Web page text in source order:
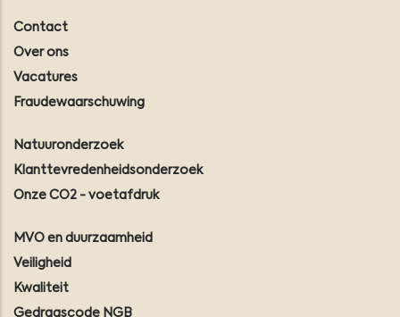
Contact
Over ons
Vacatures
Fraudewaarschuwing
Natuuronderzoek
Klanttevredenheidsonderzoek
Onze CO2 - voetafdruk
MVO en duurzaamheid
Veiligheid
Kwaliteit
Gedragscode NGB